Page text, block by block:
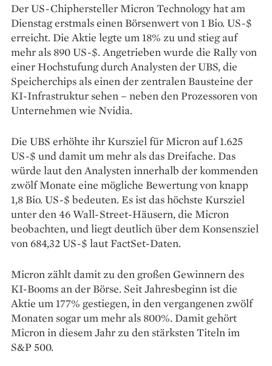
Der US-Chiphersteller Micron Technology hat am
Dienstag erstmals einen Börsenwert von 1 Bio. US-$
erreicht. Die Aktie legte um 18% zu und stieg auf
mehr als 890 US-$. Angetrieben wurde die Rally von
einer Hochstufung durch Analysten der UBS, die
Speicherchips als einen der zentralen Bausteine der
KI-Infrastruktur sehen – neben den Prozessoren von
Unternehmen wie Nvidia.
Die UBS erhöhte ihr Kursziel für Micron auf 1.625
US-$ und damit um mehr als das Dreifache. Das
würde laut den Analysten innerhalb der kommenden
zwölf Monate eine mögliche Bewertung von knapp
1,8 Bio. US-$ bedeuten. Es ist das höchste Kursziel
unter den 46 Wall-Street-Häusern, die Micron
beobachten, und liegt deutlich über dem Konsensziel
von 684,32 US-$ laut FactSet-Daten.
Micron zählt damit zu den großen Gewinnern des
KI-Booms an der Börse. Seit Jahresbeginn ist die
Aktie um 177% gestiegen, in den vergangenen zwölf
Monaten sogar um mehr als 800%. Damit gehört
Micron in diesem Jahr zu den stärksten Titeln im
S&P 500.